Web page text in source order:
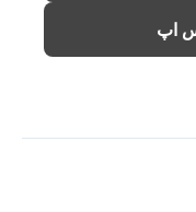
اپ